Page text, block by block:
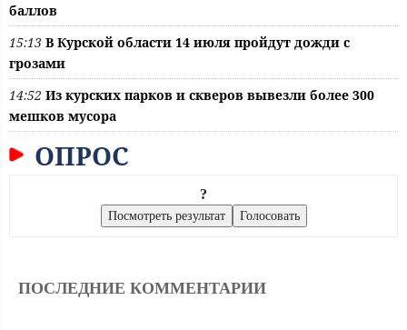
баллов
15:13 В Курской области 14 июля пройдут дожди с
грозами
14:52 Из курских парков и скверов вывезли более 300
мешков мусора
ОПРОС
?
ПОСЛЕДНИЕ КОММЕНТАРИИ